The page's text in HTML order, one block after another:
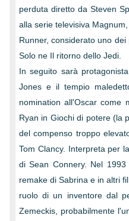
perduta diretto da Steven
alla serie televisiva
Runner, considerato uno
Solo ne Il ritorno dello Jedi.
In seguito sarà
Jones e il tempio
nomination all'Oscar come
Ryan in Giochi di potere (la
del compenso troppo
Tom Clancy. Interpreta per
di Sean Connery. Nel
remake di Sabrina e in altri
ruolo di un inventore dal
Zemeckis, probabilmente